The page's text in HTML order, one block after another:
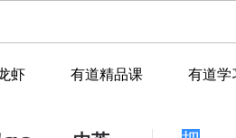
虾 有道精品课 有道学